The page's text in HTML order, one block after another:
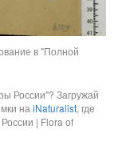
в "Полной
России"? Загружай
на iNaturalist, где
| Flora of